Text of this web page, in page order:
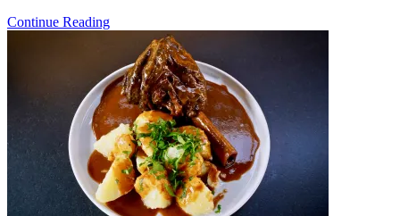
Continue Reading